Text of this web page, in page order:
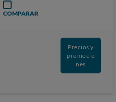
COMPARAR
Precios y
promocio
nes